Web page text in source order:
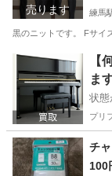
売ります 練馬
黒のニットです。 Fサイ
東京 練馬区 練
【
ま
状態
プリ
チ
100